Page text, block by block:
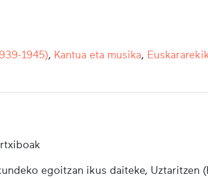
1945), Kantua eta musika,
egoitzan ikus daiteke, Uztaritzen